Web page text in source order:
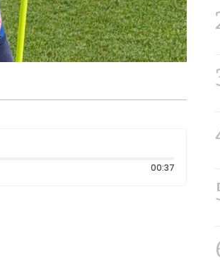
00:37Duración: